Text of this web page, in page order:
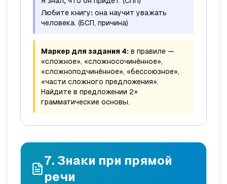
Любите книгу: она научит уважать
человека. (БСП, причина)
Маркер для задания 4: в правиле —
«сложное», «сложносочинённое»,
«сложноподчинённое», «бессоюзное»,
«части сложного предложения».
Найдите в предложении 2+
грамматические основы.
7. Знаки при прямой
речи